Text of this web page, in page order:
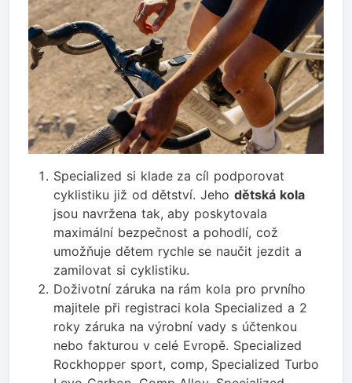
Specialized si klade za cíl podporovat
cyklistiku již od dětství. Jehodětská kola
jsou navržena tak, aby poskytovala
maximální bezpečnost a pohodlí, což
umožňuje dětem rychle se naučit jezdit a
zamilovat si cyklistiku.
Doživotní záruka na rám kola pro prvního
majitele při registraci kola Specialized a 2
roky záruka na výrobní vady s účtenkou
nebo fakturou v celé Evropě. Specialized
Rockhopper sport, comp, Specialized Turbo